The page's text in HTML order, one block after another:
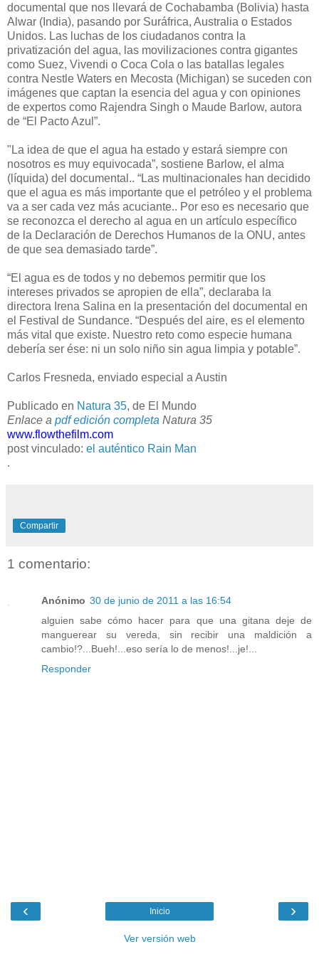
documental que nos llevará de Cochabamba (Bolivia) hasta
Alwar (India), pasando por Suráfrica, Australia o Estados
Unidos. Las luchas de los ciudadanos contra la
privatización del agua, las movilizaciones contra gigantes
como Suez, Vivendi o Coca Cola o las batallas legales
contra Nestle Waters en Mecosta (Michigan) se suceden con
imágenes que captan la esencia del agua y con opiniones
de expertos como Rajendra Singh o Maude Barlow, autora
de “El Pacto Azul”.
"La idea de que el agua ha estado y estará siempre con
nosotros es muy equivocada”, sostiene Barlow, el alma
(líquida) del documental.. “Las multinacionales han decidido
que el agua es más importante que el petróleo y el problema
va a ser cada vez más acuciante.. Por eso es necesario que
se reconozca el derecho al agua en un artículo específico
de la Declaración de Derechos Humanos de la ONU, antes
de que sea demasiado tarde”.
“El agua es de todos y no debemos permitir que los
intereses privados se apropien de ella”, declaraba la
directora Irena Salina en la presentación del documental en
el Festival de Sundance. “Después del aire, es el elemento
más vital que existe. Nuestro reto como especie humana
debería ser ése: ni un solo niño sin agua limpia y potable”.
Carlos Fresneda, enviado especial a Austin
Publicado en Natura 35, de El Mundo
Enlace a pdf edición completa Natura 35
www.flowthefilm.com
post vinculado: el auténtico Rain Man
.
Compartir
1 comentario:
Anónimo 30 de junio de 2011 a las 16:54
alguien sabe cómo hacer para que una gitana deje de
manguerear su vereda, sin recibir una maldición a
cambio!?...Bueh!...eso sería lo de menos!...je!...
Responder
‹ ›
Inicio
Ver versión web